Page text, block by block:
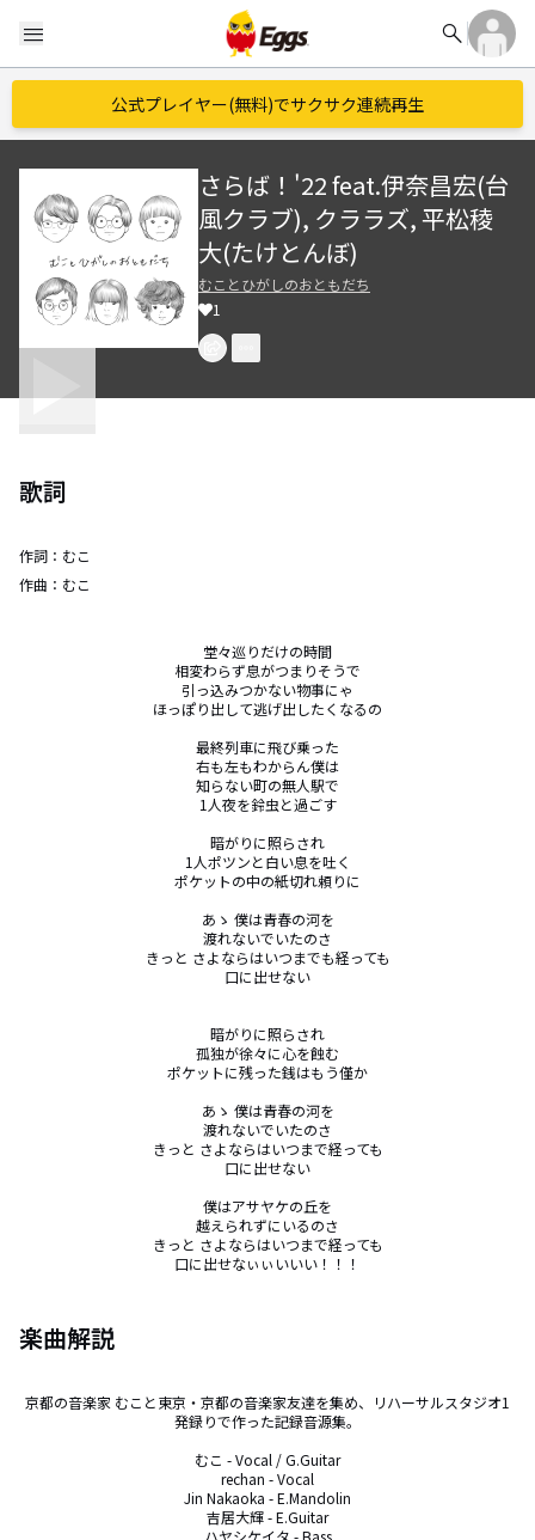
menu search
公式プレイヤー(無料)でサクサク連続再生
さらば！'22 feat.伊奈昌宏(台
風クラブ), クララズ, 平松稜
大(たけとんぼ)
むことひがしのおともだち
1
歌詞
作詞： むこ
作曲： むこ
堂々巡りだけの時間
相変わらず息がつまりそうで
引っ込みつかない物事にゃ
ほっぽり出して逃げ出したくなるの
最終列車に飛び乗った
右も左もわからん僕は
知らない町の無人駅で
1人夜を鈴虫と過ごす
暗がりに照らされ
1人ポツンと白い息を吐く
ポケットの中の紙切れ頼りに
あゝ 僕は青春の河を
渡れないでいたのさ
きっと さよならはいつまでも経っても
口に出せない
暗がりに照らされ
孤独が徐々に心を蝕む
ポケットに残った銭はもう僅か
あゝ 僕は青春の河を
渡れないでいたのさ
きっと さよならはいつまで経っても
口に出せない
僕はアサヤケの丘を
越えられずにいるのさ
きっと さよならはいつまで経っても
口に出せなぃぃいいい！！！
楽曲解説
京都の音楽家 むこと東京・京都の音楽家友達を集め、リハーサルスタジオ1
発録りで作った記録音源集。
むこ - Vocal / G.Guitar
rechan - Vocal
Jin Nakaoka - E.Mandolin
吉居大輝 - E.Guitar
ハヤシケイタ - Bass